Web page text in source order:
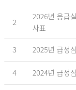
2
2026년 응급
사표
3 2025년 급성
4 2024년 급성